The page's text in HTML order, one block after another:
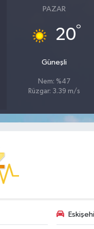
PAZAR
20°
Güneşli
Nem: %47
Rüzgar: 3.39 m/s